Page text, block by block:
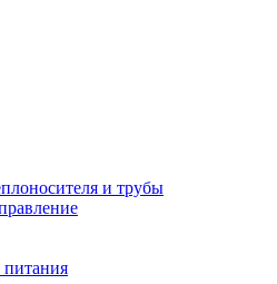
и трубы
питания